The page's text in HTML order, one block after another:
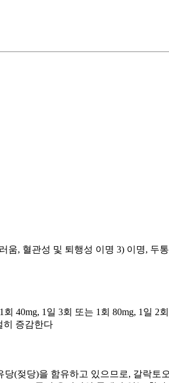
움, 혈관성 및 퇴행성 이명 3) 이명,
40mg, 1일 3회 또는 1회 80mg, 1일
히 증감한다
(젖당)을 함유하고 있으므로, 갈락토